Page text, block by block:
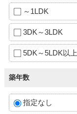
～1LDK
3DK～3LDK
5DK～5LDK以上
築年数
指定なし